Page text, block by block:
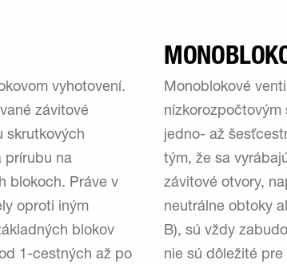
vyhotovení.
závitové
skrutkových
prírubu na
blokoch. Práve v
oproti iným
blokov
1-cestných až po
Monoblokové
nízkorozpočtovým
jedno- až
tým, že sa
závitové otvory,
neutrálne obtoky
B), sú vždy
nie sú dôležité